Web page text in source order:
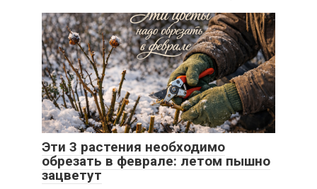
Эти 3 растения необходимо
обрезать в феврале: летом пышно
зацветут